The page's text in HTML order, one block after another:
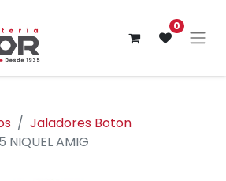
0
Jaladores Boton
NIQUEL AMIG